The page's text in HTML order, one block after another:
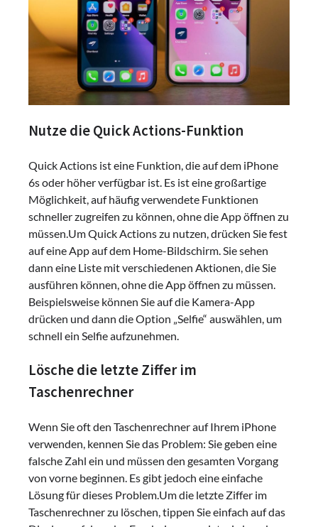
Nutze die Quick Actions-Funktion
Quick Actions ist eine Funktion, die auf dem iPhone
6s oder höher verfügbar ist. Es ist eine großartige
Möglichkeit, auf häufig verwendete Funktionen
schneller zugreifen zu können, ohne die App öffnen zu
müssen.Um Quick Actions zu nutzen, drücken Sie fest
auf eine App auf dem Home-Bildschirm. Sie sehen
dann eine Liste mit verschiedenen Aktionen, die Sie
ausführen können, ohne die App öffnen zu müssen.
Beispielsweise können Sie auf die Kamera-App
drücken und dann die Option „Selfie“ auswählen, um
schnell ein Selfie aufzunehmen.
Lösche die letzte Ziffer im
Taschenrechner
Wenn Sie oft den Taschenrechner auf Ihrem iPhone
verwenden, kennen Sie das Problem: Sie geben eine
falsche Zahl ein und müssen den gesamten Vorgang
von vorne beginnen. Es gibt jedoch eine einfache
Lösung für dieses Problem.Um die letzte Ziffer im
Taschenrechner zu löschen, tippen Sie einfach auf das